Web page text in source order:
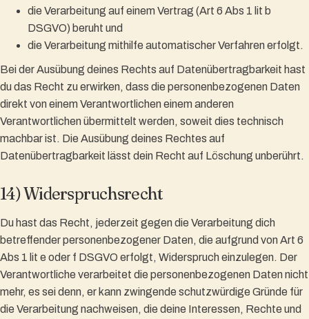
die Verarbeitung auf einem Vertrag (Art 6 Abs 1 lit b
DSGVO) beruht und
die Verarbeitung mithilfe automatischer Verfahren erfolgt.
Bei der Ausübung deines Rechts auf Datenübertragbarkeit hast
du das Recht zu erwirken, dass die personenbezogenen Daten
direkt von einem Verantwortlichen einem anderen
Verantwortlichen übermittelt werden, soweit dies technisch
machbar ist. Die Ausübung deines Rechtes auf
Datenübertragbarkeit lässt dein Recht auf Löschung unberührt.
14) Widerspruchsrecht
Du hast das Recht, jederzeit gegen die Verarbeitung dich
betreffender personenbezogener Daten, die aufgrund von Art 6
Abs 1 lit e oder f DSGVO erfolgt, Widerspruch einzulegen. Der
Verantwortliche verarbeitet die personenbezogenen Daten nicht
mehr, es sei denn, er kann zwingende schutzwürdige Gründe für
die Verarbeitung nachweisen, die deine Interessen, Rechte und